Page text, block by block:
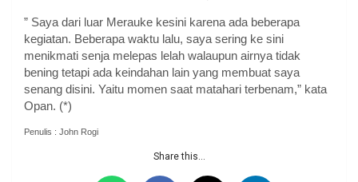
” Saya dari luar Merauke kesini karena ada beberapa
kegiatan. Beberapa waktu lalu, saya sering ke sini
menikmati senja melepas lelah walaupun airnya tidak
bening tetapi ada keindahan lain yang membuat saya
senang disini. Yaitu momen saat matahari terbenam,” kata
Opan. (*)
Penulis : John Rogi
Share this...